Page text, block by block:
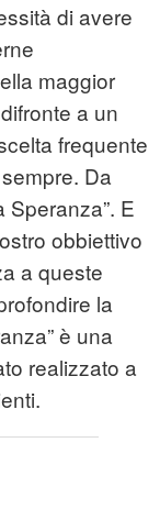
di avere
maggior
a un
frequente
Da
Speranza”. E
obbiettivo
a queste
la
è una
realizzato a